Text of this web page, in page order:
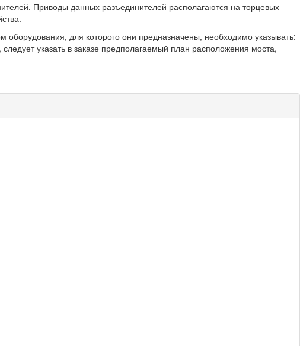
Приводы данных разъединителей располагаются на торцевых
для которого они предназначены, необходимо указывать:
указать в заказе предполагаемый план расположения моста,